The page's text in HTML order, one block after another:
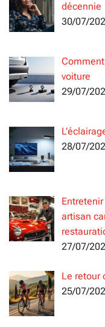
décennie
30/07/
voiture
29/07/
28/07/
artisan
27/07/
Le retour
25/07/